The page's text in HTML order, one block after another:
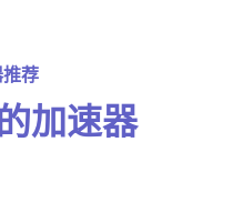
荐
加速器